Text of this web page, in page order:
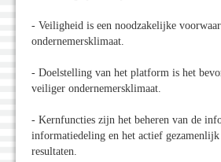
- Veiligheid is een noodzakelijke
ondernemersklimaat.
- Doelstelling van het platform is het
veiliger ondernemersklimaat.
- Kernfuncties zijn het beheren van de
informatiedeling en het actief gezamenlijk
resultaten.